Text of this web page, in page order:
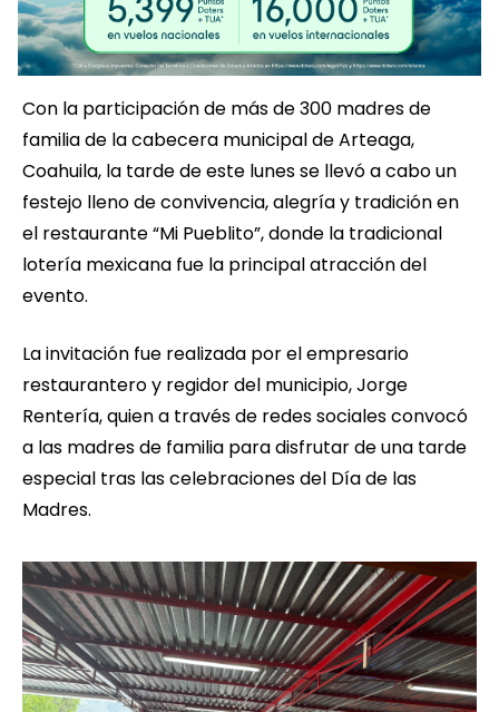
Con la participación de más de 300 madres de
familia de la cabecera municipal de Arteaga,
Coahuila, la tarde de este lunes se llevó a cabo un
festejo lleno de convivencia, alegría y tradición en
el restaurante “Mi Pueblito”, donde la tradicional
lotería mexicana fue la principal atracción del
evento.
La invitación fue realizada por el empresario
restaurantero y regidor del municipio, Jorge
Rentería, quien a través de redes sociales convocó
a las madres de familia para disfrutar de una tarde
especial tras las celebraciones del Día de las
Madres.